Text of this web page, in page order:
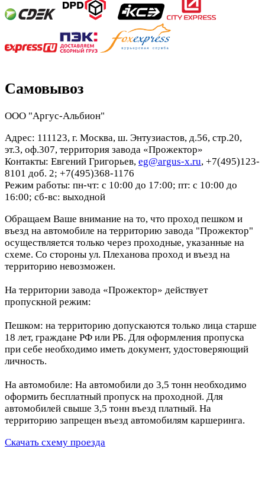
Самовывоз
ООО "Аргус-Альбион"
Адрес: 111123, г. Москва, ш. Энтузиастов, д.56, стр.20,
эт.3, оф.307, территория завода «Прожектор»
Контакты: Евгений Григорьев, eg@argus-x.ru, +7(495)123-
8101 доб. 2; +7(495)368-1176
Режим работы: пн-чт: с 10:00 до 17:00; пт: с 10:00 до
16:00; сб-вс: выходной
Обращаем Ваше внимание на то, что проход пешком и
въезд на автомобиле на территорию завода "Прожектор"
осуществляется только через проходные, указанные на
схеме. Со стороны ул. Плеханова проход и въезд на
территорию невозможен.
На территории завода «Прожектор» действует
пропускной режим:
Пешком: на территорию допускаются только лица старше
18 лет, граждане РФ или РБ. Для оформления пропуска
при себе необходимо иметь документ, удостоверяющий
личность.
На автомобиле: На автомобили до 3,5 тонн необходимо
оформить бесплатный пропуск на проходной. Для
автомобилей свыше 3,5 тонн въезд платный. На
территорию запрещен въезд автомобилям каршеринга.
Скачать схему проезда